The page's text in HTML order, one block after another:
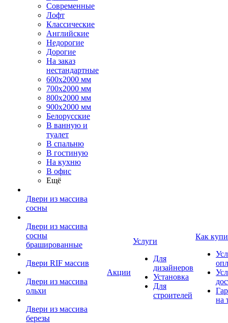
Современные
Лофт
Классические
Английские
Недорогие
Дорогие
На заказ
нестандартные
600х2000 мм
700х2000 мм
800х2000 мм
900х2000 мм
Белорусские
В ванную и
туалет
В спальню
В гостиную
На кухню
В офис
Ещё
Двери из массива
сосны
Двери из массива
сосны
брашированные
Двери RIF массив
Двери из массива
ольхи
Двери из массива
березы
Акции
Услуги
Для
дизайнеров
Установка
Для
строителей
Как
на